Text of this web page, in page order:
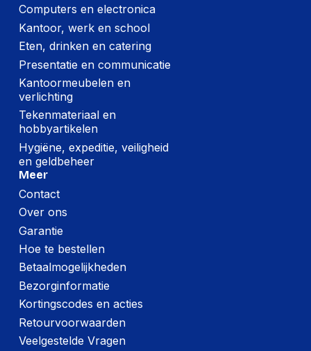
Computers en electronica
Kantoor, werk en school
Eten, drinken en catering
Presentatie en communicatie
Kantoormeubelen en
verlichting
Tekenmateriaal en
hobbyartikelen
Hygiëne, expeditie, veiligheid
en geldbeheer
Meer
Contact
Over ons
Garantie
Hoe te bestellen
Betaalmogelijkheden
Bezorginformatie
Kortingscodes en acties
Retourvoorwaarden
Veelgestelde Vragen